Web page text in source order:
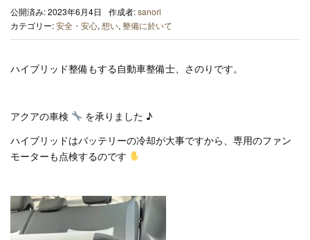
公開済み: 2023年6月4日 作成者:sanori
カテゴリー:安全・安心, 想い, 整備に於いて
ハイブリッド整備もする自動車整備士、さのりです。
アクアの車検
を承りました ♪
ハイブリッドはバッテリーの冷却が大事ですから、専用のファン
モーターも点検するのです